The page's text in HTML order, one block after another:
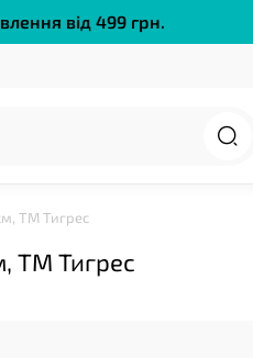
від 499 грн.
ТМ Тигрес
ТМ Тигрес